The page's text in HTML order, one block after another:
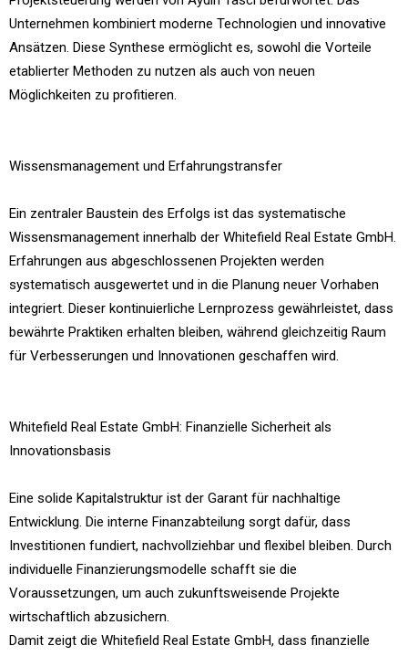
Unternehmen kombiniert moderne Technologien und innovative
Ansätzen. Diese Synthese ermöglicht es, sowohl die Vorteile
etablierter Methoden zu nutzen als auch von neuen
Möglichkeiten zu profitieren.
Wissensmanagement und Erfahrungstransfer
Ein zentraler Baustein des Erfolgs ist das systematische
Wissensmanagement innerhalb der Whitefield Real Estate GmbH.
Erfahrungen aus abgeschlossenen Projekten werden
systematisch ausgewertet und in die Planung neuer Vorhaben
integriert. Dieser kontinuierliche Lernprozess gewährleistet, dass
bewährte Praktiken erhalten bleiben, während gleichzeitig Raum
für Verbesserungen und Innovationen geschaffen wird.
Whitefield Real Estate GmbH: Finanzielle Sicherheit als
Innovationsbasis
Eine solide Kapitalstruktur ist der Garant für nachhaltige
Entwicklung. Die interne Finanzabteilung sorgt dafür, dass
Investitionen fundiert, nachvollziehbar und flexibel bleiben. Durch
individuelle Finanzierungsmodelle schafft sie die
Voraussetzungen, um auch zukunftsweisende Projekte
wirtschaftlich abzusichern.
Damit zeigt die Whitefield Real Estate GmbH, dass finanzielle